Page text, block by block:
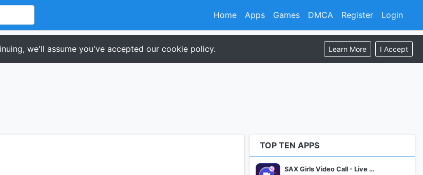
Register Login
Home Apps Games DMCA
we'll assume you've accepted our cookie policy. Learn More I Accept
TOP TEN APPS
SAX Girls Video Call - Live Video Chat